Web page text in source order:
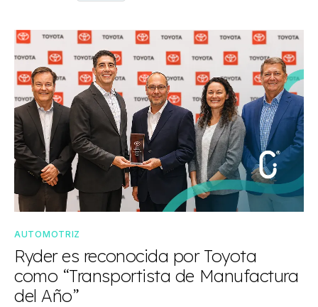
AUTOMOTRIZ
Ryder es reconocida por Toyota
como “Transportista de Manufactura
del Año”